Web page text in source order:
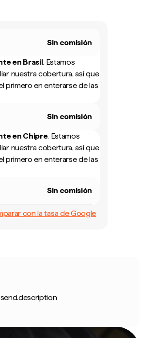
Sin comisión
en Brasil. Estamos
nuestra cobertura, así que
primero en enterarse de las
Sin comisión
en Chipre. Estamos
nuestra cobertura, así que
primero en enterarse de las
Sin comisión
con la tasa de Google